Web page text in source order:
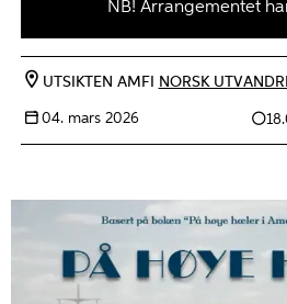
NB! Arrangementet
UTSIKTEN AMFI NORSK
04. mars 2026